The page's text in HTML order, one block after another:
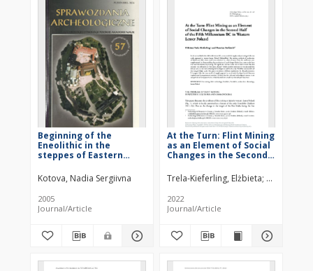
Beginning of the
Eneolithic in the
steppes of Eastern
Kotova, Nadia Sergiivna
2005
Journal/Article
At the Turn: Flint Mining
as an Element of Social
Changes in the Second
Millennium BC in
Western Lesser Poland
Trela-Kieferling, Elżbieta Stefański,
2022
Journal/Article